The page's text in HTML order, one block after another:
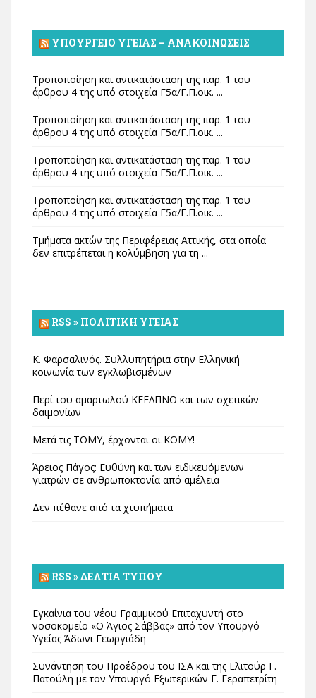
ΥΠΟΥΡΓΕΊΟ ΥΓΕΊΑΣ – ΑΝΑΚΟΙΝΏΣΕΙΣ
Τροποποίηση και αντικατάσταση της παρ. 1 του
άρθρου 4 της υπό στοιχεία Γ5α/Γ.Π.οικ. ...
Τροποποίηση και αντικατάσταση της παρ. 1 του
άρθρου 4 της υπό στοιχεία Γ5α/Γ.Π.οικ. ...
Τροποποίηση και αντικατάσταση της παρ. 1 του
άρθρου 4 της υπό στοιχεία Γ5α/Γ.Π.οικ. ...
Τροποποίηση και αντικατάσταση της παρ. 1 του
άρθρου 4 της υπό στοιχεία Γ5α/Γ.Π.οικ. ...
Τμήματα ακτών της Περιφέρειας Αττικής, στα οποία
δεν επιτρέπεται η κολύμβηση για τη ...
RSS » ΠΟΛΙΤΙΚΉ ΥΓΕΊΑΣ
Κ. Φαρσαλινός. Συλλυπητήρια στην Ελληνική
κοινωνία των εγκλωβισμένων
Περί του αμαρτωλού ΚΕΕΛΠΝΟ και των σχετικών
δαιμονίων
Μετά τις ΤΟΜΥ, έρχονται οι ΚΟΜΥ!
Άρειος Πάγος: Ευθύνη και των ειδικευόμενων
γιατρών σε ανθρωποκτονία από αμέλεια
Δεν πέθανε από τα χτυπήματα
RSS » ΔΕΛΤΊΑ ΤΎΠΟΥ
Εγκαίνια του νέου Γραμμικού Επιταχυντή στο
νοσοκομείο «Ο Άγιος Σάββας» από τον Υπουργό
Υγείας Άδωνι Γεωργιάδη
Συνάντηση του Προέδρου του ΙΣΑ και της Ελιτούρ Γ.
Πατούλη με τον Υπουργό Εξωτερικών Γ. Γεραπετρίτη